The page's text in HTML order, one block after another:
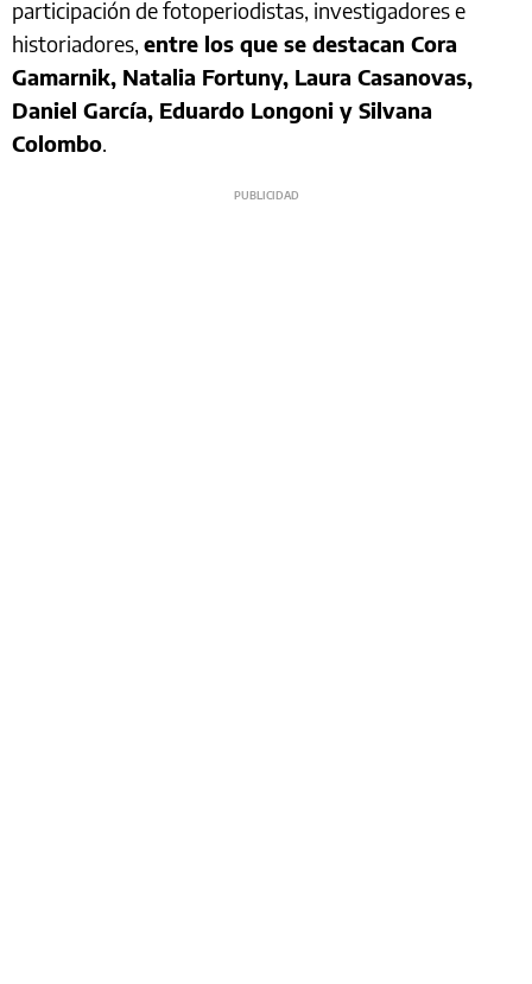
participación de fotoperiodistas, investigadores e
historiadores, entre los que se destacan Cora
Gamarnik, Natalia Fortuny, Laura Casanovas,
Daniel García, Eduardo Longoni y Silvana
Colombo.